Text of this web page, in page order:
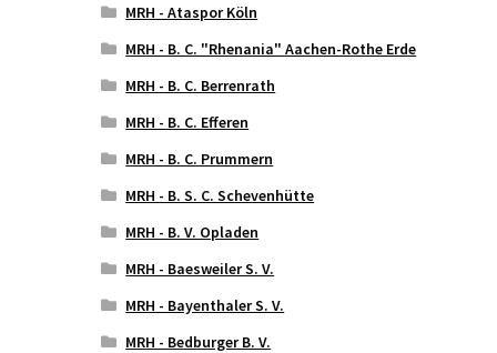
MRH - Ataspor Köln
MRH - B. C. "Rhenania" Aachen-Rothe Erde
MRH - B. C. Berrenrath
MRH - B. C. Efferen
MRH - B. C. Prummern
MRH - B. S. C. Schevenhütte
MRH - B. V. Opladen
MRH - Baesweiler S. V.
MRH - Bayenthaler S. V.
MRH - Bedburger B. V.